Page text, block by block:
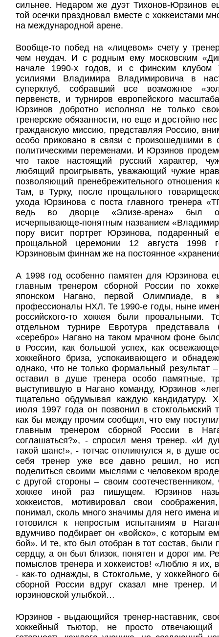
сильнее. Недаром же дуэт Тихонов-Юрзинов
той осечки праздновал вместе с хоккеистами
на международной арене.
Вообще-то побед на «лицевом» счету у
чем неудач. И с родным ему московским
начале 1990-х годов, и с финским
усилиями Владимира Владимировича в
суперклуб, собравший все возможное
первенств, и турниров европейского
Юрзинов добротно исполнял не только
тренерские обязанности, но еще и достойно
гражданскую миссию, представляя Россию,
особо приковано в связи с произошедшими в
политическими переменами. И Юрзинов
что такое настоящий русский характер,
любящий проигрывать, уважающий чужие
позволяющий пренебрежительного отношения
Там, в Турку, после прощального
ухода Юрзинова с поста главного тренера
ведь во дворце «Элизе-арена» был
исчерпывающе-понятным названием
пору висит портрет Юрзинова,
прощальной церемонии 12 августа 1998
Юрзиновым финнам же на постоянное
А 1998 год особенно памятен для Юрзинова
главным тренером сборной России по
японском Нагано, первой Олимпиаде, в
профессионалы НХЛ. Те 1990-е годы, ныне
российского-то хоккея были провальными.
отдельном турнире Евротура
«серебро» Нагано на таком мрачном фоне
в России, как большой успех, как
хоккейного бриза, успокаивающего и
однако, что не только формальный результат
оставил в душе тренера особо памятные,
выступившую в Нагано команду, Юрзинов
тщательно обдумывая каждую кандидатуру.
июля 1997 года он позвонил в стокгольмский
как бы между прочим сообщил, что ему
главным тренером сборной России в
соглашаться?», - спросил меня тренер. «И
такой шанс!», - тотчас откликнулся я, в душе
себя тренер уже все давно решил, но
поделиться своими мыслями с человеком
с другой стороны – своим
хоккее иной раз пишущем. Юрзинов
хоккеистов, мотивировал свои
понимал, сколь много значимы для него имена
готовился к непростым испытаниям в
вдумчиво подбирает он «войско», с которым
бой». И те, кто был отобран в тот состав, были
сердцу, а он был близок, понятен и дорог им.
помыслов тренера и хоккеистов! «Люблю я их,
- как-то однажды, в Стокгольме, у хоккейного
сборной России вдруг сказал мне тренер.
юрзиновской улыбкой…
Юрзинов - выдающийся тренер-наставник,
хоккейный тьютор, не просто отвечающий